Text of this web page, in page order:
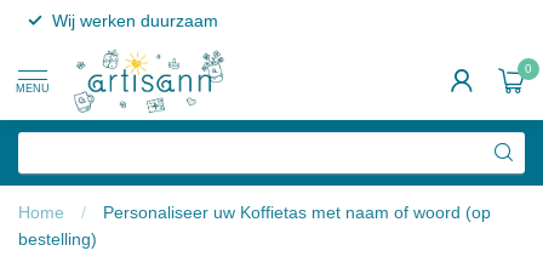
Wij werken duurzaam
MENU
0
Home /
Personaliseer uw Koffietas met naam of woord (op
bestelling)